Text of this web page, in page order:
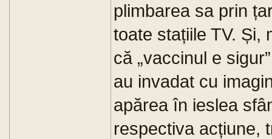
plimbarea sa prin
toate stațiile TV. Și,
că „vaccinul e
au invadat cu
apărea în ieslea
respectiva acțiune,